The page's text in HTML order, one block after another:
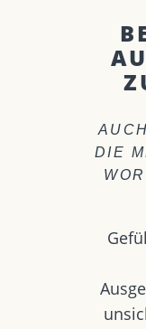
DIE